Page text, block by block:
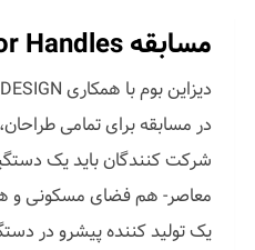
مسابقه Hands On Door Handles
در مسابقه برای تمامی
شرکت کنندگان باید یک
یک تولید کننده پیشرو در